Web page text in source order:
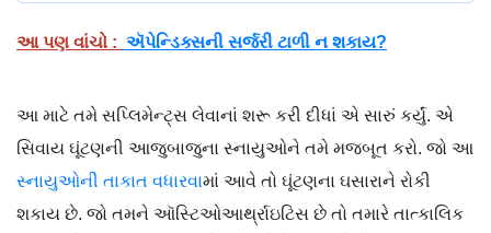
આ પણ વાંચો : ઍપેન્ડિક્સની સર્જરી ટાળી ન શકાય?
આ માટે તમે સપ્લિમેન્ટ્સ લેવાનાં શરૂ કરી દીધાં એ સારું કર્યું. એ
સિવાય ઘૂંટણની આજુબાજુના સ્નાયુઓને તમે મજબૂત કરો. જો આ
સ્નાયુઓની તાકાત વધારવામાં આવે તો ઘૂંટણના ઘસારાને રોકી
શકાય છે. જો તમને ઑસ્ટિઓઆર્થ્રાઇટિસ છે તો તમારે તાત્કાલિક